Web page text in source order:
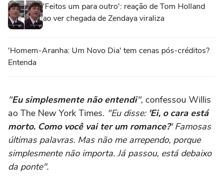
'Feitos um para outro': reação de Tom Holland
ao ver chegada de Zendaya viraliza
'Homem-Aranha: Um Novo Dia' tem cenas pós-créditos?
Entenda
"Eu simplesmente não entendi", confessou Willis
ao The New York Times. "Eu disse: 'Ei, o cara está
morto. Como você vai ter um romance?' Famosas
últimas palavras. Mas não me arrependo, porque
simplesmente não importa. Já passou, está debaixo
da ponte".